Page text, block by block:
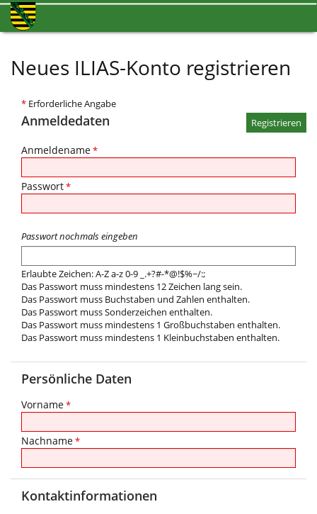
Neues ILIAS-Konto registrieren
* Erforderliche Angabe
Anmeldedaten
Anmeldename*
Passwort*
Passwort nochmals eingeben
Erlaubte Zeichen: A-Z a-z 0-9 _.+?#-*@!$%~/:;
Das Passwort muss mindestens 12 Zeichen lang sein.
Das Passwort muss Buchstaben und Zahlen enthalten.
Das Passwort muss Sonderzeichen enthalten.
Das Passwort muss mindestens 1 Großbuchstaben enthalten.
Das Passwort muss mindestens 1 Kleinbuchstaben enthalten.
Persönliche Daten
Vorname*
Nachname*
Kontaktinformationen